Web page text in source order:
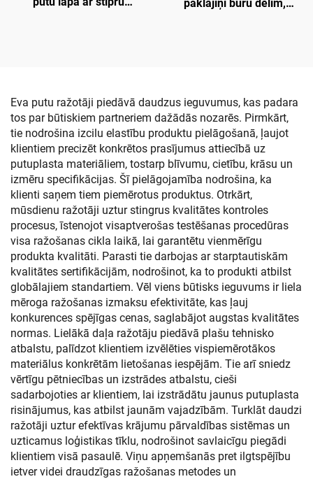
paklājiņi buru dēlim,
Eva putu ražotāji piedāvā daudzus ieguvumus, kas padara
tos par būtiskiem partneriem dažādās nozarēs. Pirmkārt,
tie nodrošina izcilu elastību produktu pielāgošanā, ļaujot
klientiem precizēt konkrētos prasījumus attiecībā uz
putuplasta materiāliem, tostarp blīvumu, cietību, krāsu un
izmēru specifikācijas. Šī pielāgojamība nodrošina, ka
klienti saņem tiem piemērotus produktus. Otrkārt,
mūsdienu ražotāji uztur stingrus kvalitātes kontroles
procesus, īstenojot visaptverošas testēšanas procedūras
visa ražošanas cikla laikā, lai garantētu vienmērīgu
produkta kvalitāti. Parasti tie darbojas ar starptautiskām
kvalitātes sertifikācijām, nodrošinot, ka to produkti atbilst
globālajiem standartiem. Vēl viens būtisks ieguvums ir liela
mēroga ražošanas izmaksu efektivitāte, kas ļauj
konkurences spējīgas cenas, saglabājot augstas kvalitātes
normas. Lielākā daļa ražotāju piedāvā plašu tehnisko
atbalstu, palīdzot klientiem izvēlēties vispiemērotākos
materiālus konkrētām lietošanas iespējām. Tie arī sniedz
vērtīgu pētniecības un izstrādes atbalstu, cieši
sadarbojoties ar klientiem, lai izstrādātu jaunus putuplasta
risinājumus, kas atbilst jaunām vajadzībām. Turklāt daudzi
ražotāji uztur efektīvas krājumu pārvaldības sistēmas un
uzticamus loģistikas tīklu, nodrošinot savlaicīgu piegādi
klientiem visā pasaulē. Viņu apņemšanās pret ilgtspējību
ietver videi draudzīgas ražošanas metodes un